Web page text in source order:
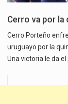
Cerro va por
Cerro Porteño
uruguayo por la
Una victoria le da el